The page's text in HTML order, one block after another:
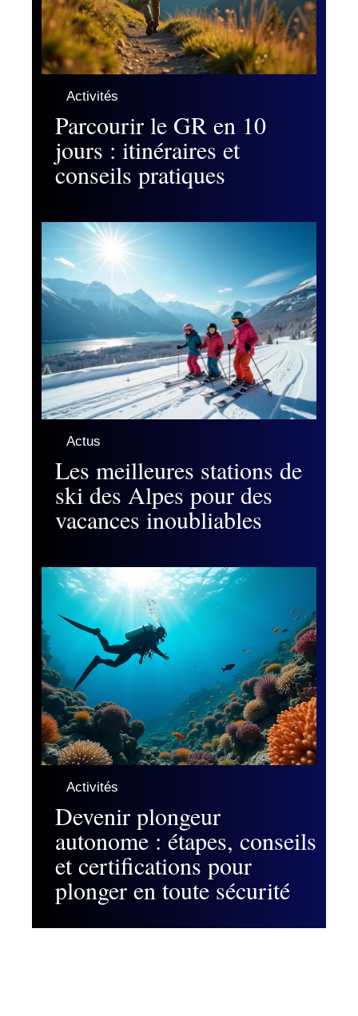
Activités
Parcourir le GR en 10
jours : itinéraires et
conseils pratiques
Actus
Les meilleures stations de
ski des Alpes pour des
vacances inoubliables
Activités
Devenir plongeur
autonome : étapes, conseils
et certifications pour
plonger en toute sécurité